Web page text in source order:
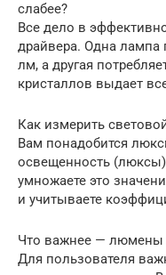
слабее?
Все дело в
драйвера. Одна лампа
лм, а другая
кристаллов выдает
Как измерить
Вам понадобится
освещенность (люксы)
умножаете это
и учитываете
Что важнее — люмены
Для пользователя